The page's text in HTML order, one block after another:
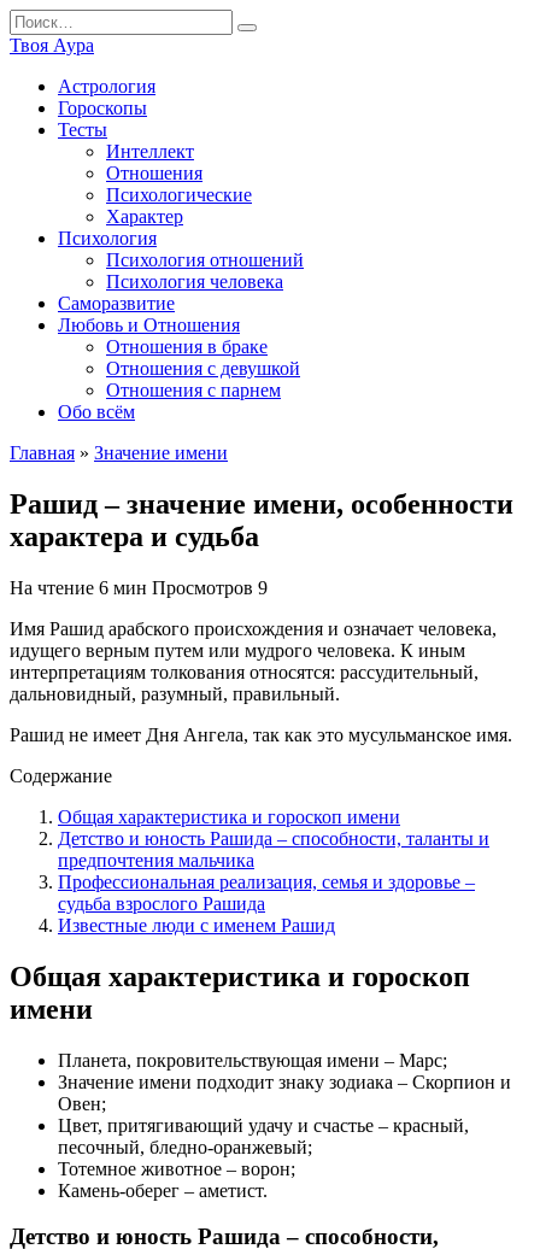
Перейти
к
содержанию
Search
for:
Твоя Аура
Астрология
Гороскопы
Тесты
Интеллект
Отношения
Психологические
Характер
Психология
Психология отношений
Психология человека
Саморазвитие
Любовь и Отношения
Отношения в браке
Отношения с девушкой
Отношения с парнем
Обо всём
Главная » Значение имени
Рашид – значение имени, особенности
характера и судьба
На чтение 6 мин Просмотров 9
Имя Рашид арабского происхождения и означает человека,
идущего верным путем или мудрого человека. К иным
интерпретациям толкования относятся: рассудительный,
дальновидный, разумный, правильный.
Рашид не имеет Дня Ангела, так как это мусульманское имя.
Содержание
Общая характеристика и гороскоп имени
Детство и юность Рашида – способности, таланты и
предпочтения мальчика
Профессиональная реализация, семья и здоровье –
судьба взрослого Рашида
Известные люди с именем Рашид
Общая характеристика и гороскоп
имени
Планета, покровительствующая имени – Марс;
Значение имени подходит знаку зодиака – Скорпион и
Овен;
Цвет, притягивающий удачу и счастье – красный,
песочный, бледно-оранжевый;
Тотемное животное – ворон;
Камень-оберег – аметист.
Детство и юность Рашида – способности,